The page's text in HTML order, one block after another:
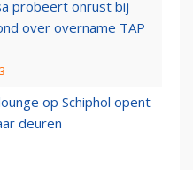
probeert onrust bij
over overname TAP
op Schiphol opent
deuren